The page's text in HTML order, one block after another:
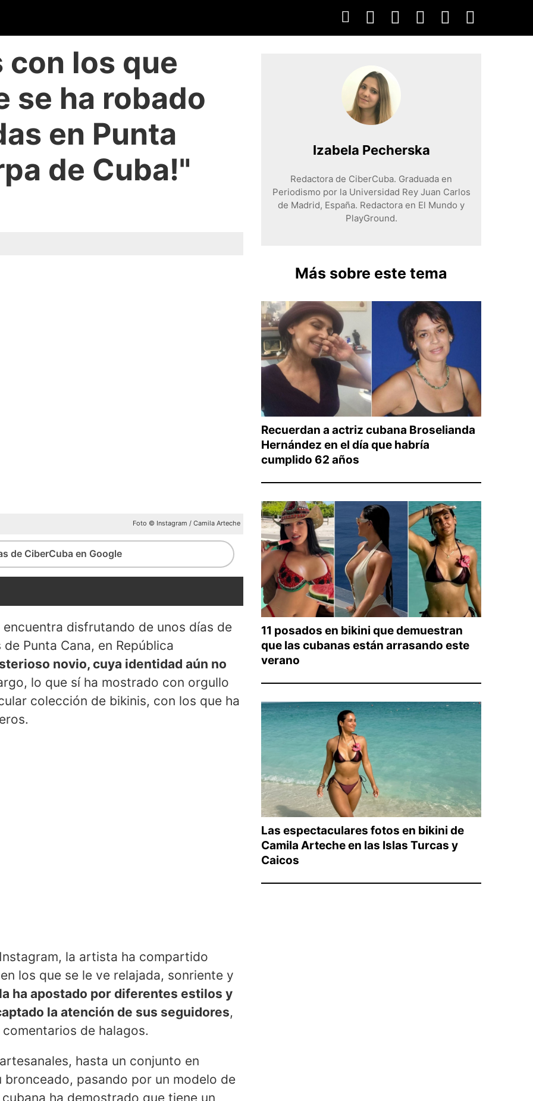
los que
se ha robado
en Punta
de Cuba!"
Foto © Instagram / Camila Arteche
de CiberCuba en Google
encuentra disfrutando de unos días de
Punta Cana, en República
novio, cuya identidad aún no
lo que sí ha mostrado con orgullo
colección de bikinis, con los que ha
la artista ha compartido
los que se le ve relajada, sonriente y
ha apostado por diferentes estilos y
la atención de sus seguidores,
de halagos.
hasta un conjunto en
pasando por un modelo de
ha demostrado que tiene un
Izabela Pecherska
Redactora de CiberCuba. Graduada en
Periodismo por la Universidad Rey Juan Carlos
de Madrid, España. Redactora en El Mundo y
PlayGround.
Más sobre este tema
Recuerdan a actriz cubana Broselianda
Hernández en el día que habría
cumplido 62 años
11 posados en bikini que demuestran
que las cubanas están arrasando este
verano
Las espectaculares fotos en bikini de
Camila Arteche en las Islas Turcas y
Caicos